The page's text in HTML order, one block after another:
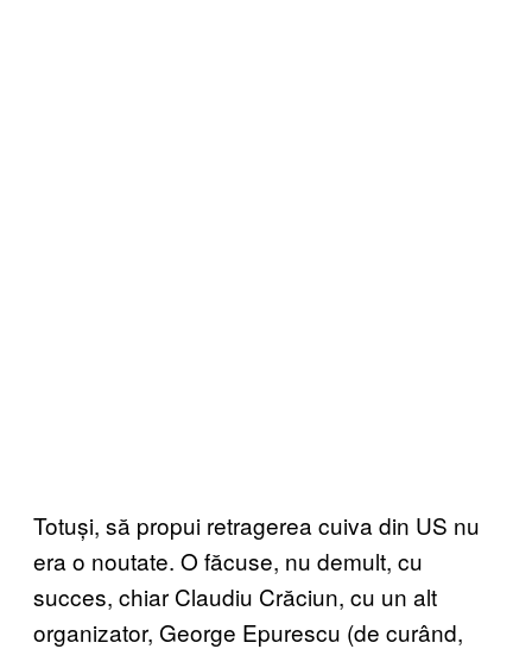
Totuși, să propui retragerea cuiva din US nu
era o noutate. O făcuse, nu demult, cu
succes, chiar Claudiu Crăciun, cu un alt
organizator, George Epurescu (de curând,